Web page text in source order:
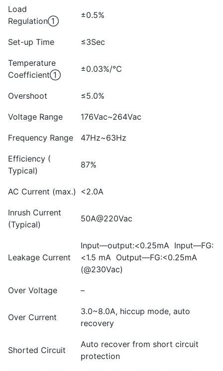
Load
Regulation①
±0.5%
Set-up Time ≤3Sec
Temperature
Coefficient①
±0.03%/℃
Overshoot ≤5.0%
Voltage Range 176Vac~264Vac
Frequency Range 47Hz~63Hz
Efficiency (
Typical)
87%
AC Current (max.) <2.0A
Inrush Current
(Typical)
50A@220Vac
Leakage Current
Input—output:<0.25mA Input—FG:
<1.5 mA Output—FG:<0.25mA
(@230Vac)
Over Voltage –
Over Current
3.0~8.0A, hiccup mode, auto
recovery
Shorted Circuit
Auto recover from short circuit
protection